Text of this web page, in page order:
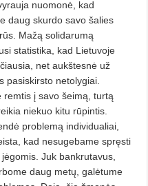
nuomonė, kad
daug skurdo savo šalies
Mažą solidarumą
statistika, kad Lietuvoje
net aukštesnė už
pasiskirsto netolygiai.
remtis į savo šeimą, turtą
niekuo kitu rūpintis.
problemą individualiai,
kad nesugebame spręsti
Juk bankrutavus,
daug metų, galėtume